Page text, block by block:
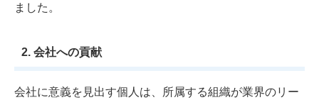
ました。
2. 会社への貢献
会社に意義を見出す個人は、所属する組織が業界のリー